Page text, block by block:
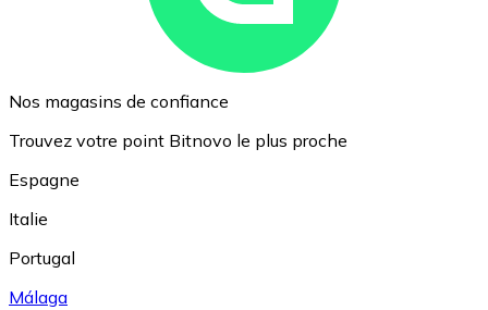
Nos magasins de confiance
Trouvez votre point Bitnovo le plus proche
Espagne
Italie
Portugal
Málaga